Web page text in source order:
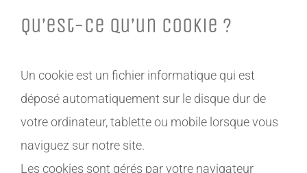
Qu’est-ce qu’un cookie ?
Un cookie est un fichier informatique qui est
déposé automatiquement sur le disque dur de
votre ordinateur, tablette ou mobile lorsque vous
naviguez sur notre site.
Les cookies sont gérés par votre navigateur